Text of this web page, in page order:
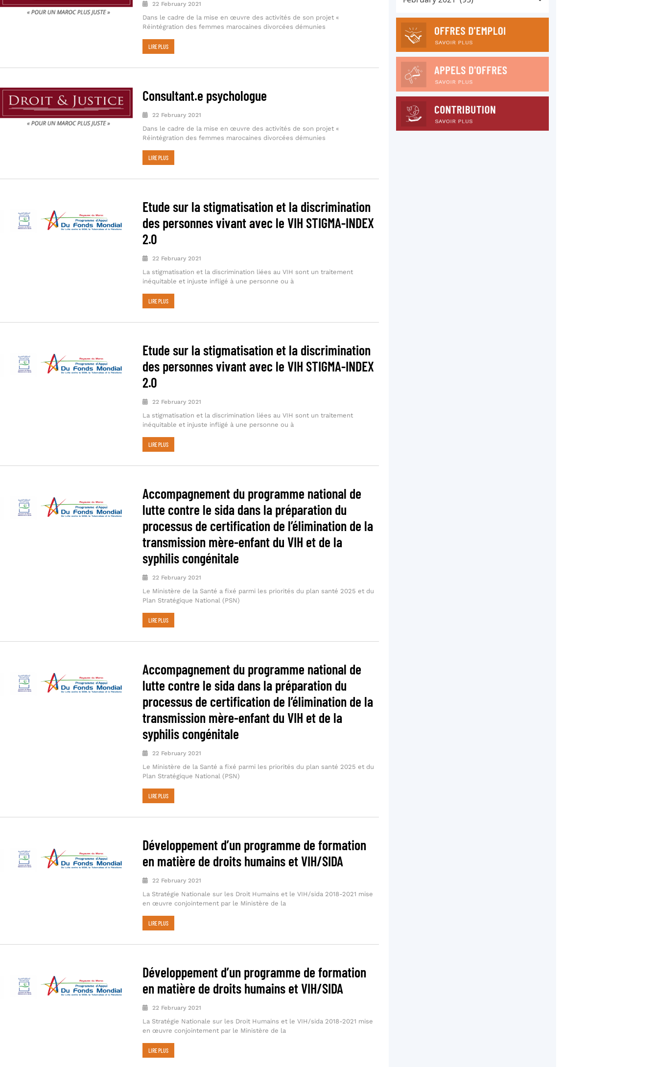
22 February 2021
Dans le cadre de la mise en œuvre des activités de son projet «
Réintégration des femmes marocaines divorcées démunies
LIRE PLUS
Consultant.e psychologue
22 February 2021
Dans le cadre de la mise en œuvre des activités de son projet «
Réintégration des femmes marocaines divorcées démunies
LIRE PLUS
Etude sur la stigmatisation et la discrimination
des personnes vivant avec le VIH STIGMA-INDEX
2.0
22 February 2021
La stigmatisation et la discrimination liées au VIH sont un traitement
inéquitable et injuste infligé à une personne ou à
LIRE PLUS
Etude sur la stigmatisation et la discrimination
des personnes vivant avec le VIH STIGMA-INDEX
2.0
22 February 2021
La stigmatisation et la discrimination liées au VIH sont un traitement
inéquitable et injuste infligé à une personne ou à
LIRE PLUS
Accompagnement du programme national de
lutte contre le sida dans la préparation du
processus de certification de l’élimination de la
transmission mère-enfant du VIH et de la
syphilis congénitale
22 February 2021
Le Ministère de la Santé a fixé parmi les priorités du plan santé 2025 et du
Plan Stratégique National (PSN)
LIRE PLUS
Accompagnement du programme national de
lutte contre le sida dans la préparation du
processus de certification de l’élimination de la
transmission mère-enfant du VIH et de la
syphilis congénitale
22 February 2021
Le Ministère de la Santé a fixé parmi les priorités du plan santé 2025 et du
Plan Stratégique National (PSN)
LIRE PLUS
Développement d’un programme de formation
en matière de droits humains et VIH/SIDA
22 February 2021
La Stratégie Nationale sur les Droit Humains et le VIH/sida 2018-2021 mise
en œuvre conjointement par le Ministère de la
LIRE PLUS
Développement d’un programme de formation
en matière de droits humains et VIH/SIDA
22 February 2021
La Stratégie Nationale sur les Droit Humains et le VIH/sida 2018-2021 mise
en œuvre conjointement par le Ministère de la
LIRE PLUS